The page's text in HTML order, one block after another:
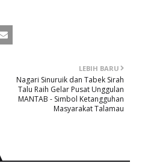
LEBIH BARU
Nagari Sinuruik dan Tabek Sirah
Talu Raih Gelar Pusat Unggulan
MANTAB - Simbol Ketangguhan
Masyarakat Talamau